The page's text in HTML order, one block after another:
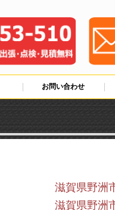
お問い合わせ
滋賀県野洲
滋賀県野洲